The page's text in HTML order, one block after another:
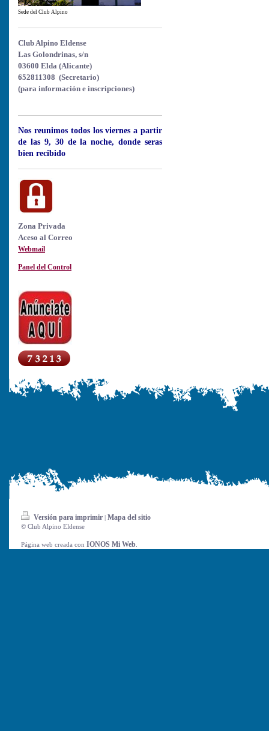
Sede del Club Alpino
Club Alpino Eldense
Las Golondrinas, s/n
03600 Elda (Alicante)
652811308 (Secretario)
(para información e inscripciones)
Nos reunimos todos los viernes a partir
de las 9, 30 de la noche, donde seras
bien recibido
Zona Privada
Aceso al Correo
Webmail
Panel del Control
Versión para imprimir | Mapa del sitio
© Club Alpino Eldense
Página web creada con IONOS Mi Web